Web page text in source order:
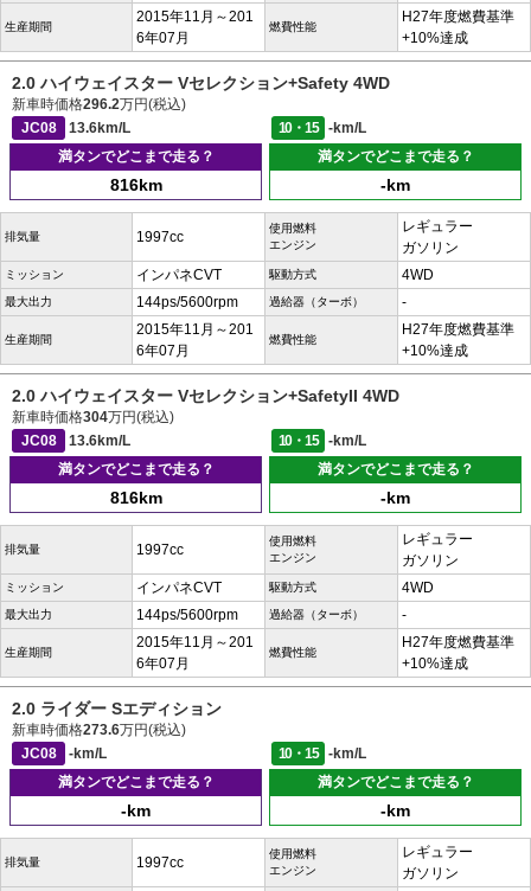
生産期間
2015年11月～201
6年07月
燃費性能
H27年度燃費基準
+10%達成
2.0 ハイウェイスター Vセレクション+Safety 4WD
新車時価格296.2万円(税込)
JC08
13.6km/L 10・15
-km/L
満タンでどこまで走る？
816km
満タンでどこまで走る？
-km
排気量 1997cc
使用燃料
エンジン
レギュラー
ガソリン
ミッション インパネCVT 駆動方式 4WD
最大出力 144ps/5600rpm 過給器（ターボ） -
生産期間
2015年11月～201
6年07月
燃費性能
H27年度燃費基準
+10%達成
2.0 ハイウェイスター Vセレクション+SafetyII 4WD
新車時価格304万円(税込)
JC08
13.6km/L 10・15
-km/L
満タンでどこまで走る？
816km
満タンでどこまで走る？
-km
排気量 1997cc
使用燃料
エンジン
レギュラー
ガソリン
ミッション インパネCVT 駆動方式 4WD
最大出力 144ps/5600rpm 過給器（ターボ） -
生産期間
2015年11月～201
6年07月
燃費性能
H27年度燃費基準
+10%達成
2.0 ライダー Sエディション
新車時価格273.6万円(税込)
JC08
-km/L 10・15
-km/L
満タンでどこまで走る？
-km
満タンでどこまで走る？
-km
排気量 1997cc
使用燃料
エンジン
レギュラー
ガソリン